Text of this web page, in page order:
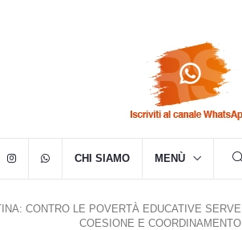
CHI SIAMO MENÙ
CONTRO LE POVERTÀ EDUCATIVE SERVE
COESIONE E COORDINAMENTO